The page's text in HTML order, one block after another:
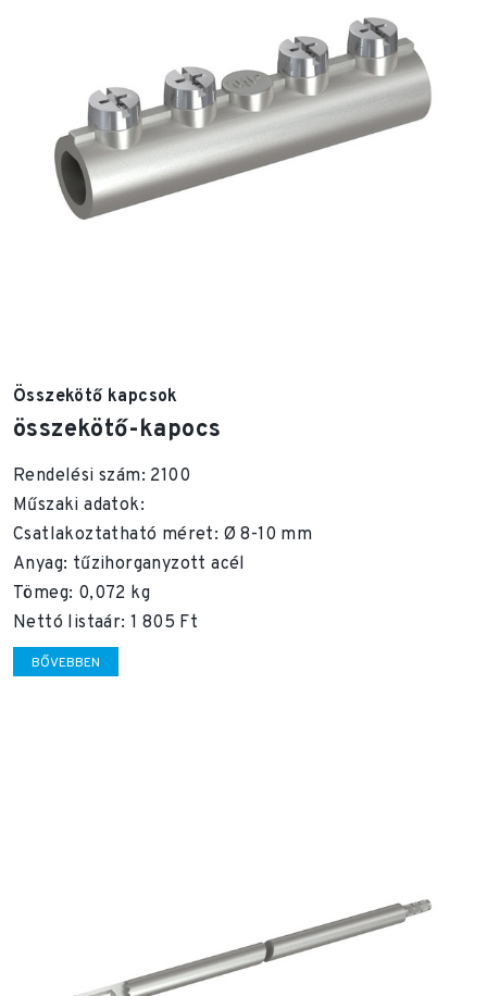
Összekötő kapcsok
összekötő-kapocs
Rendelési szám: 2100
Műszaki adatok:
Csatlakoztatható méret: Ø 8-10 mm
Anyag: tűzihorganyzott acél
Tömeg: 0,072 kg
Nettó listaár: 1 805 Ft
BŐVEBBEN